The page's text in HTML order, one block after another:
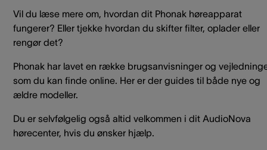
Vil du læse mere om, hvordan dit Phonak høreapparat
fungerer? Eller tjekke hvordan du skifter filter, oplader eller
rengør det?
Phonak har lavet en række brugsanvisninger og
som du kan finde online. Her er der guides til både nye og
ældre modeller.
Du er selvfølgelig også altid velkommen i dit AudioNova
hørecenter, hvis du ønsker hjælp.